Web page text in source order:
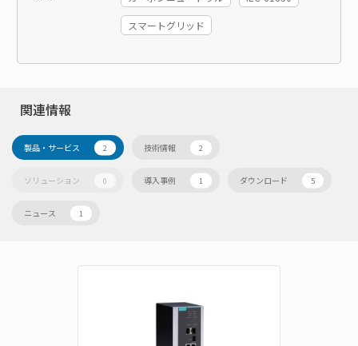
スマートグリッド
関連情報
製品・サービス 2 技術情報 2
ソリューション 0 導入事例 1 ダウンロード 5
ニュース 1